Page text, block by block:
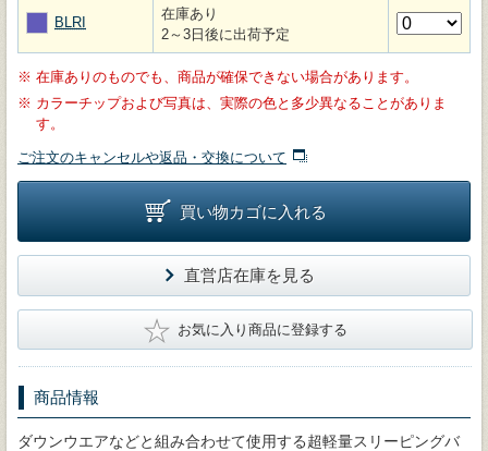
BLRI
在庫あり
2～3日後に出荷予定
※ 在庫ありのものでも、商品が確保できない場合があります。
※ カラーチップおよび写真は、実際の色と多少異なることがありま
す。
ご注文のキャンセルや返品・交換について
買い物カゴに入れる
直営店在庫を見る
★ お気に入り商品に登録する
商品情報
ダウンウエアなどと組み合わせて使用する超軽量スリーピングバ